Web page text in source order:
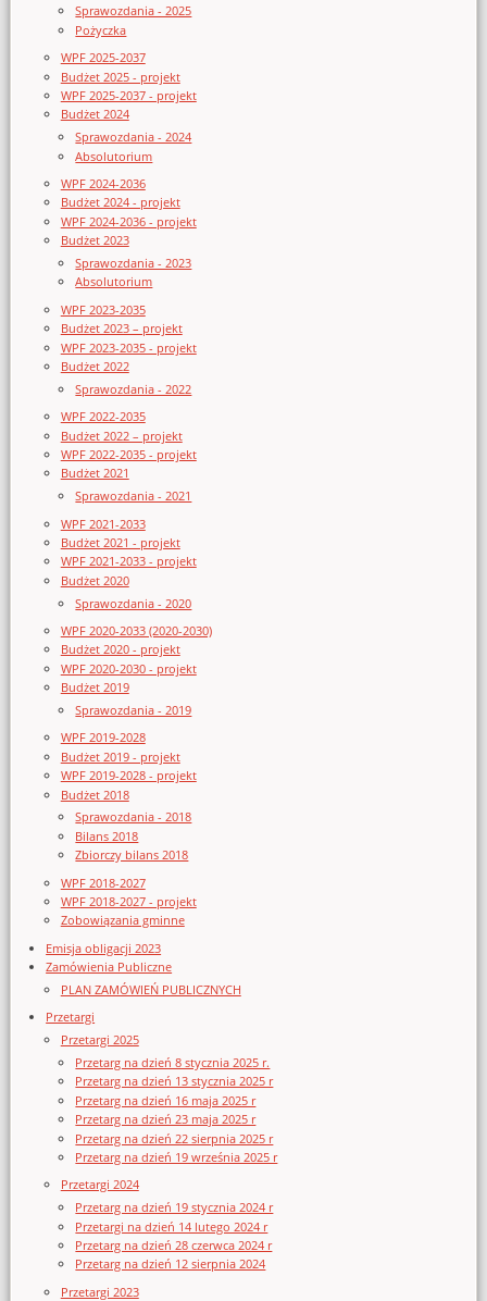
Sprawozdania - 2025
Pożyczka
WPF 2025-2037
Budżet 2025 - projekt
WPF 2025-2037 - projekt
Budżet 2024
Sprawozdania - 2024
Absolutorium
WPF 2024-2036
Budżet 2024 - projekt
WPF 2024-2036 - projekt
Budżet 2023
Sprawozdania - 2023
Absolutorium
WPF 2023-2035
Budżet 2023 – projekt
WPF 2023-2035 - projekt
Budżet 2022
Sprawozdania - 2022
WPF 2022-2035
Budżet 2022 – projekt
WPF 2022-2035 - projekt
Budżet 2021
Sprawozdania - 2021
WPF 2021-2033
Budżet 2021 - projekt
WPF 2021-2033 - projekt
Budżet 2020
Sprawozdania - 2020
WPF 2020-2033 (2020-2030)
Budżet 2020 - projekt
WPF 2020-2030 - projekt
Budżet 2019
Sprawozdania - 2019
WPF 2019-2028
Budżet 2019 - projekt
WPF 2019-2028 - projekt
Budżet 2018
Sprawozdania - 2018
Bilans 2018
Zbiorczy bilans 2018
WPF 2018-2027
WPF 2018-2027 - projekt
Zobowiązania gminne
Emisja obligacji 2023
Zamówienia Publiczne
PLAN ZAMÓWIEŃ PUBLICZNYCH
Przetargi
Przetargi 2025
Przetarg na dzień 8 stycznia 2025 r.
Przetarg na dzień 13 stycznia 2025 r
Przetarg na dzień 16 maja 2025 r
Przetarg na dzień 23 maja 2025 r
Przetarg na dzień 22 sierpnia 2025 r
Przetarg na dzień 19 września 2025 r
Przetargi 2024
Przetarg na dzień 19 stycznia 2024 r
Przetargi na dzień 14 lutego 2024 r
Przetarg na dzień 28 czerwca 2024 r
Przetarg na dzień 12 sierpnia 2024
Przetargi 2023